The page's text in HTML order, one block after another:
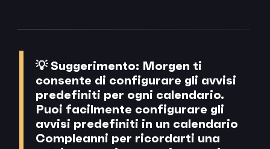
💡Suggerimento: Morgen ti
consente di configurare gli avvisi
predefiniti per ogni calendario.
Puoi facilmente configurare gli
avvisi predefiniti in un calendario
Compleanni per ricordarti una